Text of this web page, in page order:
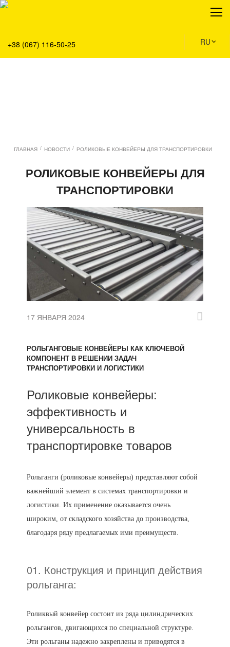
+38 (067) 116-50-25 RU
О нас
Сервис
Решения
ГЛАВНАЯ / НОВОСТИ / РОЛИКОВЫЕ КОНВЕЙЕРЫ ДЛЯ ТРАНСПОРТИРОВКИ
РОЛИКОВЫЕ КОНВЕЙЕРЫ ДЛЯ
ТРАНСПОРТИРОВКИ
17 ЯНВАРЯ 2024
РОЛЬГАНГОВЫЕ КОНВЕЙЕРЫ КАК КЛЮЧЕВОЙ
КОМПОНЕНТ В РЕШЕНИИ ЗАДАЧ
ТРАНСПОРТИРОВКИ И ЛОГИСТИКИ
Роликовые конвейеры:
эффективность и
универсальность в
транспортировке товаров
Рольганги (роликовые конвейеры) представляют собой
важнейший элемент в системах транспортировки и
логистики. Их применение оказывается очень
широким, от складского хозяйства до производства,
благодаря ряду предлагаемых ими преимуществ.
01. Конструкция и принцип действия
рольганга:
Роликвый конвейер состоит из ряда цилиндрических
рольгангов, двигающихся по специальной структуре.
Эти рольганы надежно закреплены и приводятся в